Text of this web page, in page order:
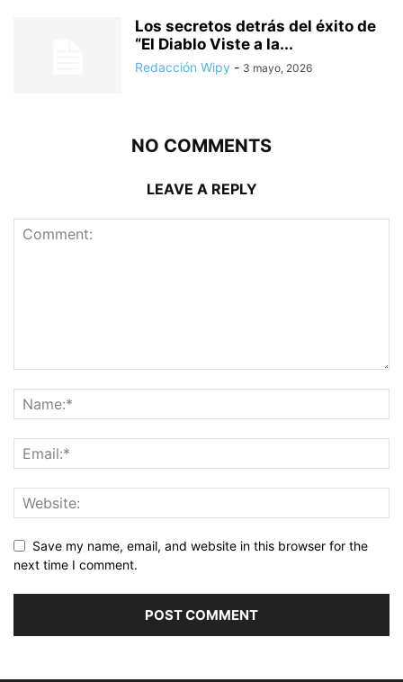
Los secretos detrás del éxito de
“El Diablo Viste a la...
Redacción Wipy - 3 mayo, 2026
NO COMMENTS
LEAVE A REPLY
Save my name, email, and website in this browser for the
next time I comment.